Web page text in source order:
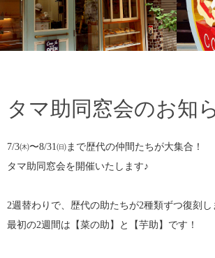
タマ助同窓会のお知
7/3㈭〜8/31㈰まで歴代の仲間たちが大集合！
タマ助同窓会を開催いたします♪
2週替わりで、歴代の助たちが2種類ずつ復刻し
最初の2週間は【菜の助】と【芋助】です！